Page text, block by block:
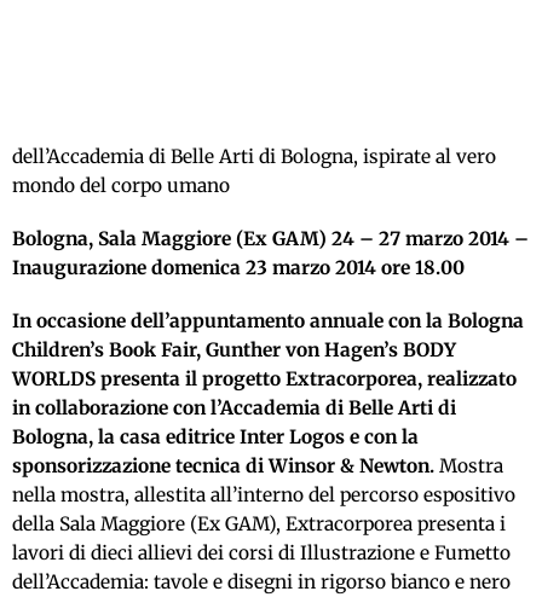
dell’Accademia di Belle Arti di Bologna, ispirate al vero
mondo del corpo umano
Bologna, Sala Maggiore (Ex GAM) 24 – 27 marzo 2014 –
Inaugurazione domenica 23 marzo 2014 ore 18.00
In occasione dell’appuntamento annuale con la Bologna
Children’s Book Fair, Gunther von Hagen’s BODY
WORLDS presenta il progetto Extracorporea, realizzato
in collaborazione con l’Accademia di Belle Arti di
Bologna, la casa editrice Inter Logos e con la
sponsorizzazione tecnica di Winsor & Newton. Mostra
nella mostra, allestita all’interno del percorso espositivo
della Sala Maggiore (Ex GAM), Extracorporea presenta i
lavori di dieci allievi dei corsi di Illustrazione e Fumetto
dell’Accademia: tavole e disegni in rigorso bianco e nero